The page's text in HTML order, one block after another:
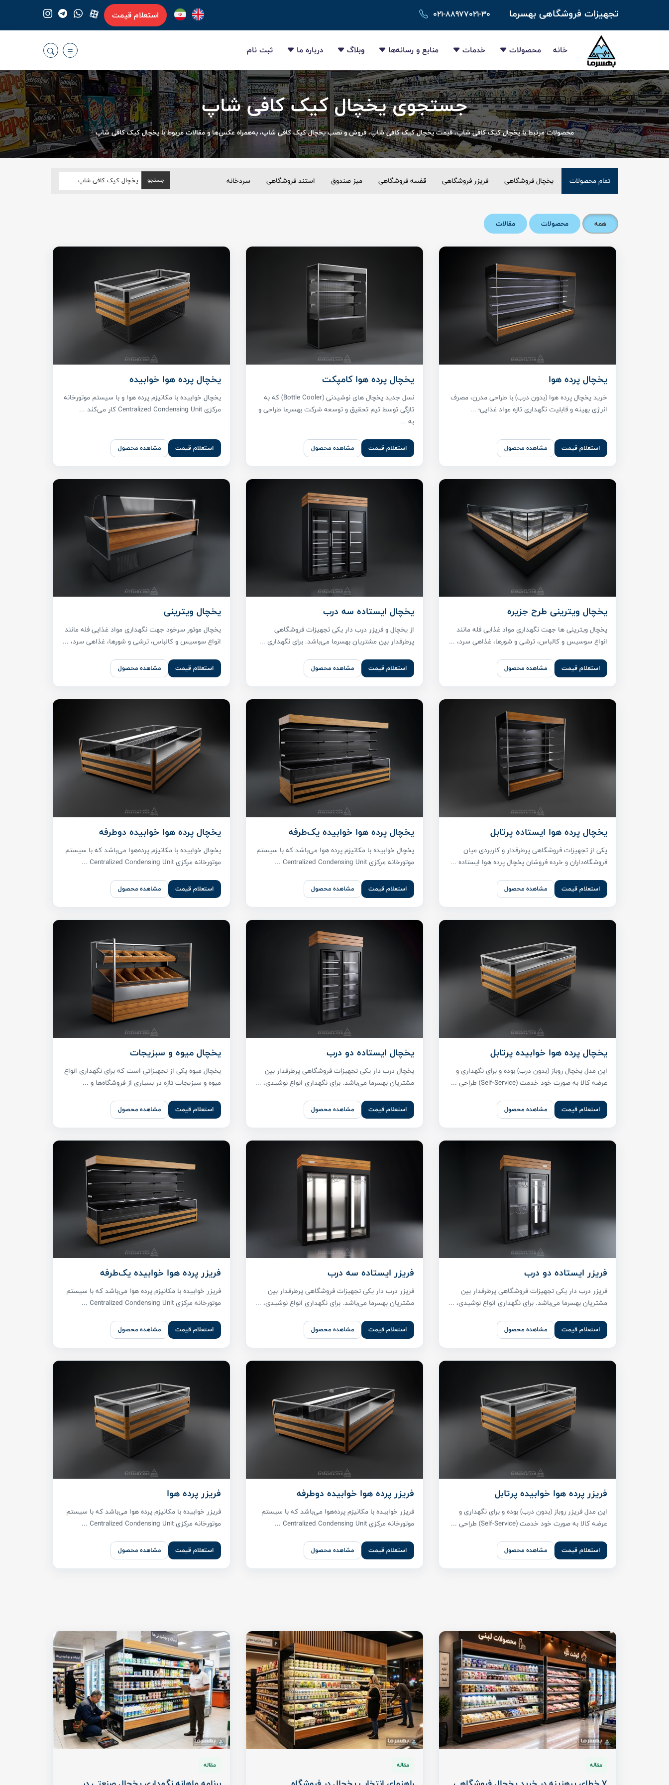
تجهیزات فروشگاهی بهسرما ۰۲۱-۸۸۹۷۷۰۲۱-۳۰ استعلام قیمت
خانه محصولات خدمات منابع و رسانه‌ها وبلاگ درباره ما ثبت نام
جستجوی یخچال کیک کافی شاپ
محصولات مرتبط با یخچال کیک کافی شاپ، قیمت یخچال کیک کافی شاپ، فروش و نصب یخچال کیک کافی شاپ، به‌همراه عکس‌ها و مقالات مربوط با یخچال کیک کافی شاپ
تمام محصولات یخچال فروشگاهی فریزر فروشگاهی قفسه فروشگاهی میز صندوق استند فروشگاهی سردخانه
همه محصولات مقالات
یخچال پرده هوا
خرید یخچال پرده هوا (بدون درب) با طراحی مدرن، مصرف
انرژی بهینه و قابلیت نگهداری تازه مواد غذایی؛ ...
استعلام قیمت مشاهده محصول
یخچال پرده هوا کامپکت
نسل جدید یخچال های نوشیدنی (Bottle Cooler) که به
تازگی توسط تیم تحقیق و توسعه شرکت بهسرما طراحی و
به ...
استعلام قیمت مشاهده محصول
یخچال پرده هوا خوابیده
یخچال خوابیده با مکانیزم پرده هوا و با سیستم موتورخانه
مرکزی Centralized Condensing Unit کار می‌کند ...
استعلام قیمت مشاهده محصول
یخچال ویترینی طرح جزیره
یخچال ویترینی ها جهت نگهداری مواد غذایی فله مانند
انواع سوسیس و کالباس، ترشی و شورها، غذاهی سرد، ...
استعلام قیمت مشاهده محصول
یخچال ایستاده سه درب
از یخچال و فریزر درب دار یکی تجهیزات فروشگاهی
پر‌طرفدار بین مشتریان بهسرما می‌باشد. برای نگهداری ...
استعلام قیمت مشاهده محصول
یخچال ویترینی
یخچال موتور سرخود جهت نگهداری مواد غذایی فله مانند
انواع سوسیس و کالباس، ترشی و شورها، غذاهی سرد، ...
استعلام قیمت مشاهده محصول
یخچال پرده هوا ایستاده پرتابل
یکی از تجهیزات فروشگاهی پرطرفدار و کاربردی میان
فروشگاه‌داران و خرده فروشان یخچال پرده هوا ایستاده ...
استعلام قیمت مشاهده محصول
یخچال پرده هوا خوابیده یک‌طرفه
یخچال خوابیده با مکانیزم پرده هوا می‌باشد که با سیستم
موتورخانه مرکزی Centralized Condensing Unit ...
استعلام قیمت مشاهده محصول
یخچال پرده هوا خوابیده دوطرفه
یخچال خوابیده با مکانیزم پرده‌هوا می‌باشد که با سیستم
موتورخانه مرکزی Centralized Condensing Unit ...
استعلام قیمت مشاهده محصول
یخچال پرده هوا خوابیده پرتابل
این مدل یخچال روباز (بدون درب) بوده و برای نگهداری و
عرضه کالا به صورت خود خدمت (Self-Service) طراحی ...
استعلام قیمت مشاهده محصول
یخچال ایستاده دو درب
یخچال درب دار یکی تجهیزات فروشگاهی پر‌طرفدار بین
مشتریان بهسرما می‌باشد. برای نگهداری انواع نوشیدی، ...
استعلام قیمت مشاهده محصول
یخچال میوه و سبزیجات
یخچال میوه یکی از تجهیزاتی است که برای نگهداری انواع
میوه و سبزیجات تازه در بسیاری از فروشگاه‌ها و ...
استعلام قیمت مشاهده محصول
فریزر ایستاده دو درب
فریزر درب دار یکی تجهیزات فروشگاهی پر‌طرفدار بین
مشتریان بهسرما می‌باشد. برای نگهداری انواع نوشیدی، ...
استعلام قیمت مشاهده محصول
فریزر ایستاده سه درب
فریزر درب دار یکی تجهیزات فروشگاهی پر‌طرفدار بین
مشتریان بهسرما می‌باشد. برای نگهداری انواع نوشیدی، ...
استعلام قیمت مشاهده محصول
فریزر پرده هوا خوابیده یک‌طرفه
فریزر خوابیده با مکانیزم پرده هوا می‌باشد که با سیستم
موتورخانه مرکزی Centralized Condensing Unit ...
استعلام قیمت مشاهده محصول
فریزر پرده هوا خوابیده پرتابل
این مدل فریزر روباز (بدون درب) بوده و برای نگهداری و
عرضه کالا به صورت خود خدمت (Self-Service) طراحی ...
استعلام قیمت مشاهده محصول
فریزر پرده هوا خوابیده دوطرفه
فریزر خوابیده با مکانیزم پرده‌هوا می‌باشد که با سیستم
موتورخانه مرکزی Centralized Condensing Unit ...
استعلام قیمت مشاهده محصول
فریزر پرده هوا
فریزر خوابیده با مکانیزم پرده هوا می‌باشد که با سیستم
موتورخانه مرکزی Centralized Condensing Unit ...
استعلام قیمت مشاهده محصول
مقاله مقاله مقاله